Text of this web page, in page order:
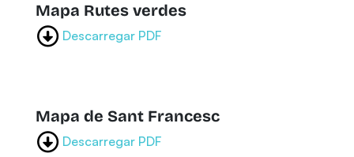
Mapa Rutes verdes
Descarregar PDF
Mapa de Sant Francesc
Descarregar PDF